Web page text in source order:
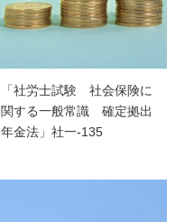
「社労士試験 社会保険に
関する一般常識 確定拠出
年金法」社一-135